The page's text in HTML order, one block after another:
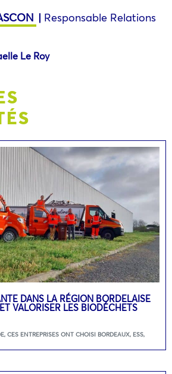
| Responsable Relations
Le Roy
DANS LA RÉGION BORDELAISE
VALORISER LES BIODÉCHETS
, CES ENTREPRISES ONT CHOISI BORDEAUX, ESS,